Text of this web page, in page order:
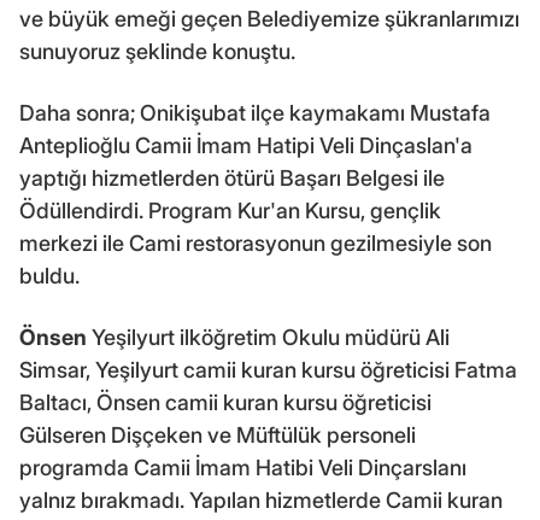
ve büyük emeği geçen Belediyemize şükranlarımızı
sunuyoruz şeklinde konuştu.
Daha sonra; Onikişubat ilçe kaymakamı Mustafa
Anteplioğlu Camii İmam Hatipi Veli Dinçaslan'a
yaptığı hizmetlerden ötürü Başarı Belgesi ile
Ödüllendirdi. Program Kur'an Kursu, gençlik
merkezi ile Cami restorasyonun gezilmesiyle son
buldu.
Önsen Yeşilyurt ilköğretim Okulu müdürü Ali
Simsar, Yeşilyurt camii kuran kursu öğreticisi Fatma
Baltacı, Önsen camii kuran kursu öğreticisi
Gülseren Dişçeken ve Müftülük personeli
programda Camii İmam Hatibi Veli Dinçarslanı
yalnız bırakmadı. Yapılan hizmetlerde Camii kuran